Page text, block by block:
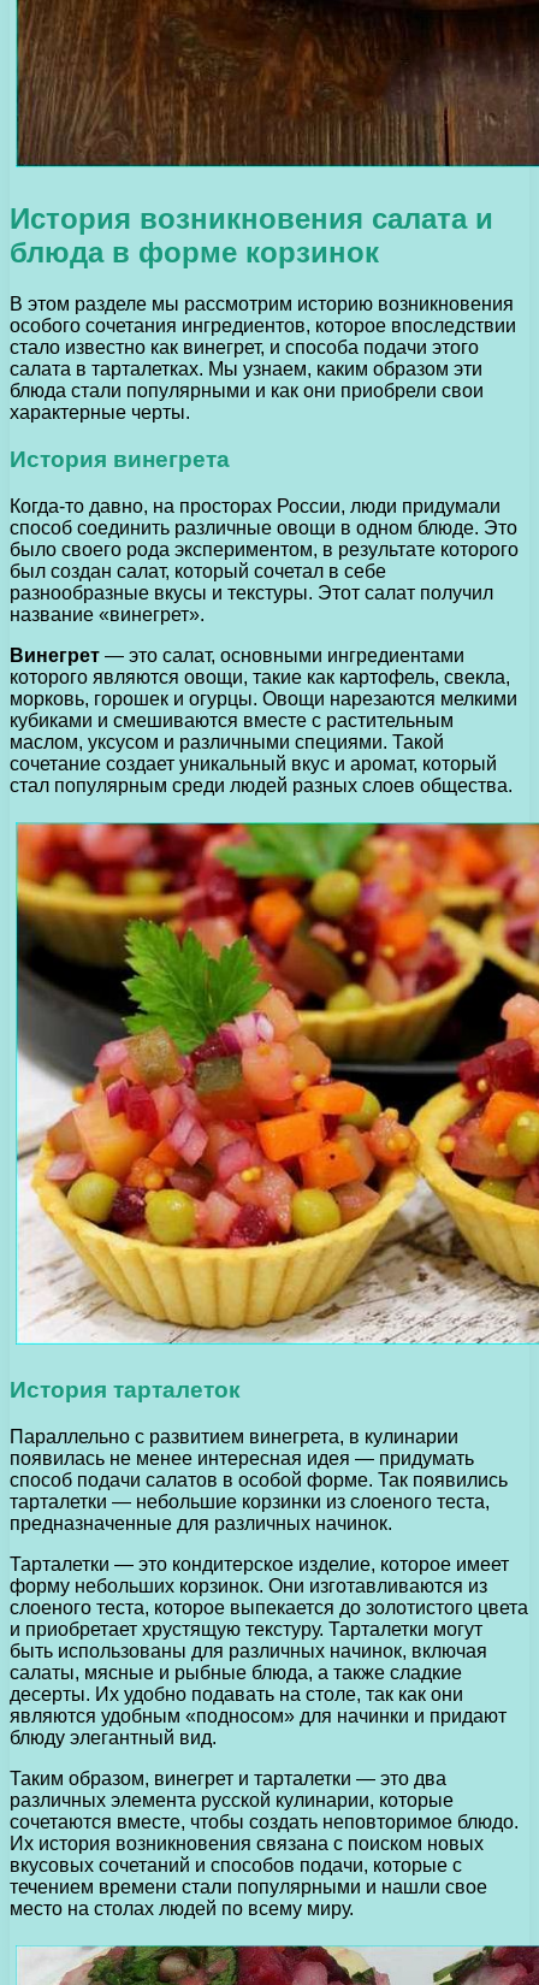
История возникновения салата и
блюда в форме корзинок
В этом разделе мы рассмотрим историю возникновения
особого сочетания ингредиентов, которое впоследствии
стало известно как винегрет, и способа подачи этого
салата в тарталетках. Мы узнаем, каким образом эти
блюда стали популярными и как они приобрели свои
характерные черты.
История винегрета
Когда-то давно, на просторах России, люди придумали
способ соединить различные овощи в одном блюде. Это
было своего рода экспериментом, в результате которого
был создан салат, который сочетал в себе
разнообразные вкусы и текстуры. Этот салат получил
название «винегрет».
Винегрет — это салат, основными ингредиентами
которого являются овощи, такие как картофель, свекла,
морковь, горошек и огурцы. Овощи нарезаются мелкими
кубиками и смешиваются вместе с растительным
маслом, уксусом и различными специями. Такой
сочетание создает уникальный вкус и аромат, который
стал популярным среди людей разных слоев общества.
История тарталеток
Параллельно с развитием винегрета, в кулинарии
появилась не менее интересная идея — придумать
способ подачи салатов в особой форме. Так появились
тарталетки — небольшие корзинки из слоеного теста,
предназначенные для различных начинок.
Тарталетки — это кондитерское изделие, которое имеет
форму небольших корзинок. Они изготавливаются из
слоеного теста, которое выпекается до золотистого цвета
и приобретает хрустящую текстуру. Тарталетки могут
быть использованы для различных начинок, включая
салаты, мясные и рыбные блюда, а также сладкие
десерты. Их удобно подавать на столе, так как они
являются удобным «подносом» для начинки и придают
блюду элегантный вид.
Таким образом, винегрет и тарталетки — это два
различных элемента русской кулинарии, которые
сочетаются вместе, чтобы создать неповторимое блюдо.
Их история возникновения связана с поиском новых
вкусовых сочетаний и способов подачи, которые с
течением времени стали популярными и нашли свое
место на столах людей по всему миру.